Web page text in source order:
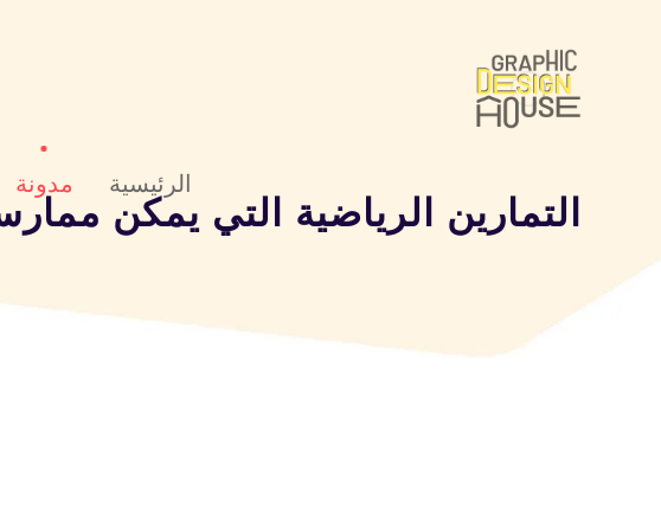
الرئيسية مدونة
التمارين الرياضية التي يمكن